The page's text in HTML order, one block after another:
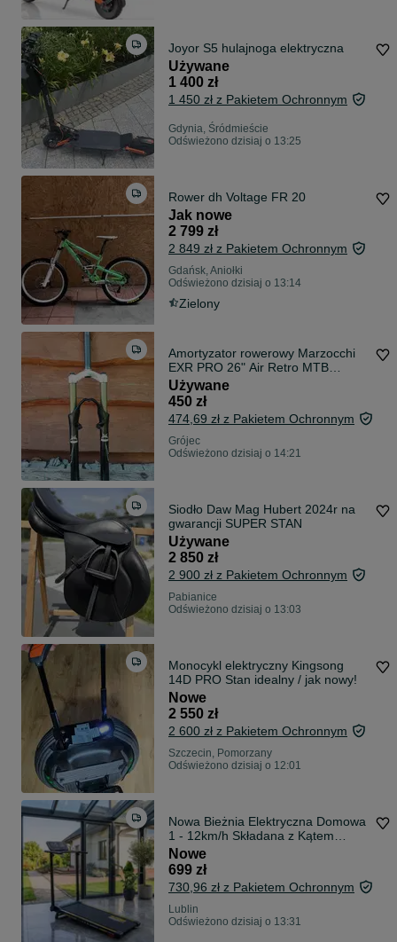
Joyor S5 hulajnoga elektryczna
Używane
1 400 zł
1 450 zł z Pakietem Ochronnym
Gdynia, Śródmieście
Odświeżono dzisiaj o 13:25
Rower dh Voltage FR 20
Jak nowe
2 799 zł
2 849 zł z Pakietem Ochronnym
Gdańsk, Aniołki
Odświeżono dzisiaj o 13:14
Zielony
Amortyzator rowerowy Marzocchi
EXR PRO 26" Air Retro MTB
100mm
Używane
450 zł
474,69 zł z Pakietem Ochronnym
Grójec
Odświeżono dzisiaj o 14:21
Siodło Daw Mag Hubert 2024r na
gwarancji SUPER STAN
Używane
2 850 zł
2 900 zł z Pakietem Ochronnym
Pabianice
Odświeżono dzisiaj o 13:03
Monocykl elektryczny Kingsong
14D PRO Stan idealny / jak nowy!
Nowe
2 550 zł
2 600 zł z Pakietem Ochronnym
Szczecin, Pomorzany
Odświeżono dzisiaj o 12:01
Nowa Bieżnia Elektryczna Domowa
1 - 12km/h Składana z Kątem
Nachylenia i Aplikacją !!! - FV
Nowe
699 zł
730,96 zł z Pakietem Ochronnym
Lublin
Odświeżono dzisiaj o 13:31